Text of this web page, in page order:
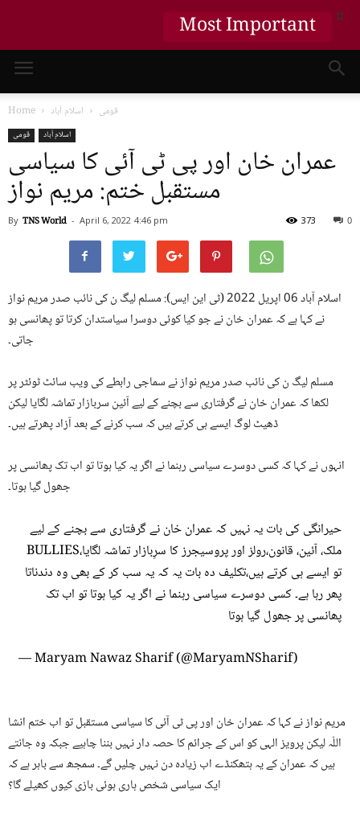
Home قومی اسلام آباد
قومی اسلام آباد
عمران خان اور پی ٹی آئی کا سیاسی
مستقبل ختم: مریم نواز
By TNS World - April 6, 2022 4:46 pm 0
373
اسلام آباد 06 اپریل 2022 (ٹی این ایس): مسلم لیگ ن کی نائب صدر مریم نواز
نے کہا ہے کہ عمران خان نے جو کیا کوئی دوسرا سیاستدان کرتا تو پھانسی ہو
جاتی۔
مسلم لیگ ن کی نائب صدر مریم نواز نے سماجی رابطے کی ویب سائٹ ٹوئٹر پر
لکھا کہ عمران خان نے گرفتاری سے بچنے کے لیے آئین سربازار تماشہ لگایا لیکن
ڈھیٹ لوگ ایسے ہی کرتے ہیں کہ سب کرنے کے بعد آزاد پھرتے ہیں۔
انہوں نے کہا کہ کسی دوسرے سیاسی رہنما نے اگر یہ کیا ہوتا تو اب تک پھانسی پر
جھول گیا ہوتا۔
حیرانگی کی بات یہ نہیں کہ عمران خان نے گرفتاری سے بچنے کے لیے
ملک، آئین، قانون،رولز اور پروسیجرز کا سرِبازار تماشہ لگایا،BULLIES
تو ایسے ہی کرتے ہیں،تکلیف دہ بات یہ کہ یہ سب کر کے بھی وہ دندناتا
پھر رہا ہے۔ کسی دوسرے سیاسی رہنما نے اگر یہ کیا ہوتا تو اب تک
پھانسی پر جھول گیا ہوتا
— Maryam Nawaz Sharif (@MaryamNSharif)
مریم نواز نے کہا کہ عمران خان اور پی ٹی آئی کا سیاسی مستقبل تو اب ختم انشا
اللّہ لیکن پرویز الہی کو اس کے جرائم کا حصہ دار نہیں بننا چاہیے جبکہ وہ جانتے
ہیں کہ عمران کے یہ ہتھکنڈے اب زیادہ دن نہیں چلیں گے۔ سمجھ سے باہر ہے کہ
ایک سیاسی شخص ہاری ہوئی بازی کیوں کھیلے گا؟
Most Important X